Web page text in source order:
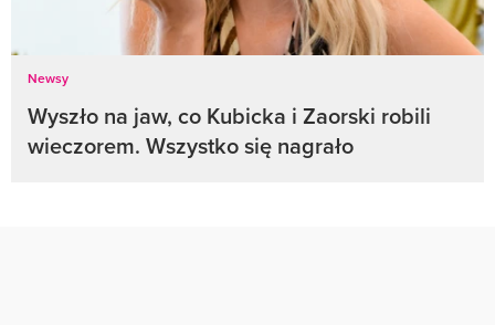
Newsy
Wyszło na jaw, co Kubicka i Zaorski robili
wieczorem. Wszystko się nagrało